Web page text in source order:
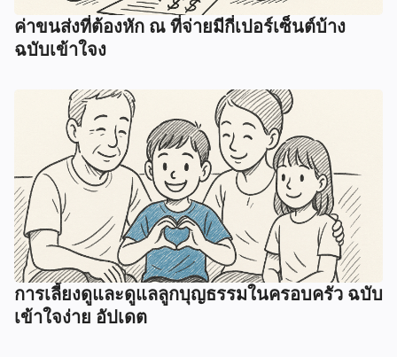
ค่าขนส่งที่ต้องหัก ณ ที่จ่ายมีกี่เปอร์เซ็นต์บ้าง
ฉบับเข้าใจง
การเลี้ยงดูและดูแลลูกบุญธรรมในครอบครัว ฉบับ
เข้าใจง่าย อัปเดต